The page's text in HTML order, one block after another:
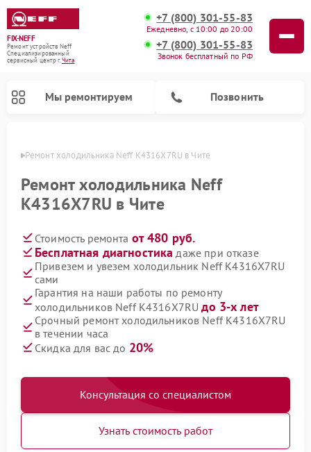
FIX-NEFF
Ремонт устройств Neff
Специализированный
cервисный центр г.Чита
+7 (800) 301-55-83
Ежедневно, с 10:00 до 20:00
+7 (800) 301-55-83
Звонок бесплатный по РФ
Мы ремонтируем Позвонить
Ремонт холодильника Neff K4316X7RU в Чите
Ремонт холодильника Neff
K4316X7RU в Чите
Стоимость ремонта от 480 руб.
Бесплатная диагностика даже при отказе
Привезем и увезем холодильник Neff K4316X7RU
сами
Гарантия на наши работы по ремонту
холодильников Neff K4316X7RUдо 3-х лет
Срочный ремонт холодильников Neff K4316X7RU
в течении часа
Скидка для вас до 20%
Консультация со специалистом
Узнать стоимость работ